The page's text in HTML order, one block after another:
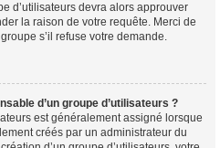
d’utilisateurs devra alors approuver
la raison de votre requête. Merci de
s’il refuse votre demande.
d’un groupe d’utilisateurs ?
est généralement assigné lorsque
créés par un administrateur du